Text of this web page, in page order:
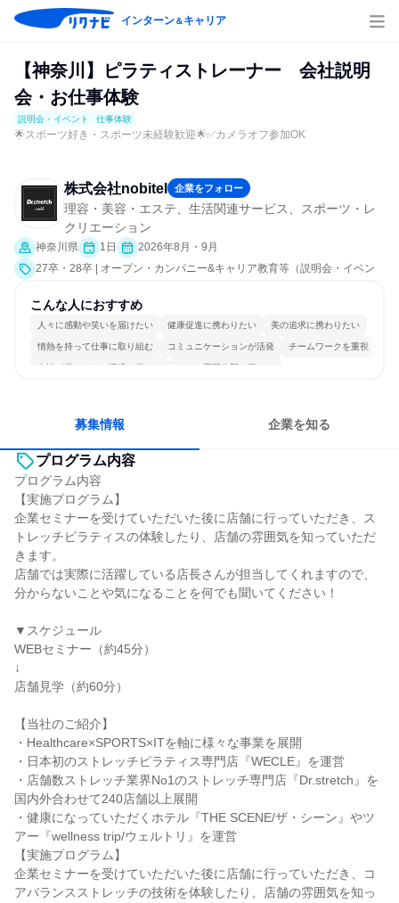
インターン＆キャリア
【神奈川】ピラティストレーナー 会社説明
会・お仕事体験
説明会・イベント 仕事体験
🌟スポーツ好き・スポーツ未経験歓迎🌟✅カメラオフ参加OK
株式会社nobitel 企業をフォロー
理容・美容・エステ、生活関連サービス、スポーツ・レ
クリエーション
神奈川県 1日
2026年8月・9月
27卒・28卒 | オープン・カンパニー&キャリア教育等（説明会・イベン
界研究]、仕事体験）
こんな人におすすめ
人々に感動や笑いを届けたい 健康促進に携わりたい 美の追求に携わりたい
情熱を持って仕事に取り組む コミュニケーションが活発 チームワークを重視
女性が働きやすい環境で働ける 一つの専門分野を極める
募集情報 企業を知る
プログラム内容
プログラム内容
【実施プログラム】
企業セミナーを受けていただいた後に店舗に行っていただき、ス
トレッチピラティスの体験したり、店舗の雰囲気を知っていただ
きます。
店舗では実際に活躍している店長さんが担当してくれますので、
分からないことや気になることを何でも聞いてください！
▼スケジュール
WEBセミナー（約45分）
↓
店舗見学（約60分）
【当社のご紹介】
・Healthcare×SPORTS×ITを軸に様々な事業を展開
・日本初のストレッチピラティス専門店『WECLE』を運営
・店舗数ストレッチ業界No1のストレッチ専門店『Dr.stretch』を
国内外合わせて240店舗以上展開
・健康になっていただくホテル『THE SCENE/ザ・シーン』やツ
アー『wellness trip/ウェルトリ』を運営
【実施プログラム】
企業セミナーを受けていただいた後に店舗に行っていただき、コ
アバランスストレッチの技術を体験したり、店舗の雰囲気を知っ